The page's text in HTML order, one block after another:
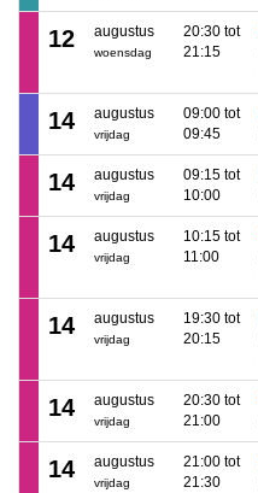
12 augustus
woensdag
20:30 tot
21:15
14 augustus
vrijdag
09:00 tot
09:45
14 augustus
vrijdag
09:15 tot
10:00
14 augustus
vrijdag
10:15 tot
11:00
14 augustus
vrijdag
19:30 tot
20:15
14 augustus
vrijdag
20:30 tot
21:00
14 augustus
vrijdag
21:00 tot
21:30